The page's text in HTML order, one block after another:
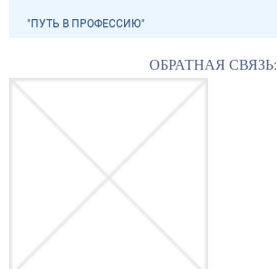
"ПУТЬ В ПРОФЕССИЮ"
ОБРАТНАЯ СВЯЗЬ: